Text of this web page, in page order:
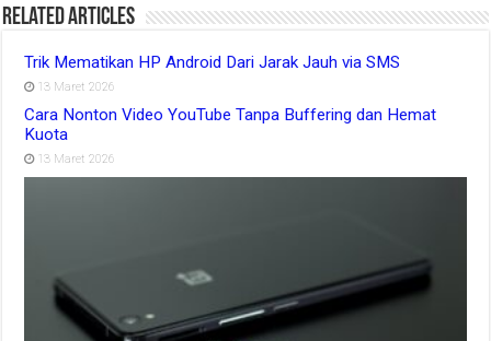
Related Articles
Trik Mematikan HP Android Dari Jarak Jauh via SMS
13 Maret 2026
Cara Nonton Video YouTube Tanpa Buffering dan Hemat
Kuota
13 Maret 2026